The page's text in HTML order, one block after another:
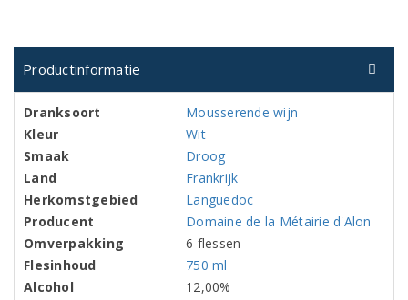
Productinformatie
Dranksoort
Mousserende wijn
Kleur
Wit
Smaak
Droog
Land
Frankrijk
Herkomstgebied
Languedoc
Producent
Domaine de la Métairie d'Alon
Omverpakking
6 flessen
Flesinhoud
750 ml
Alcohol
12,00%